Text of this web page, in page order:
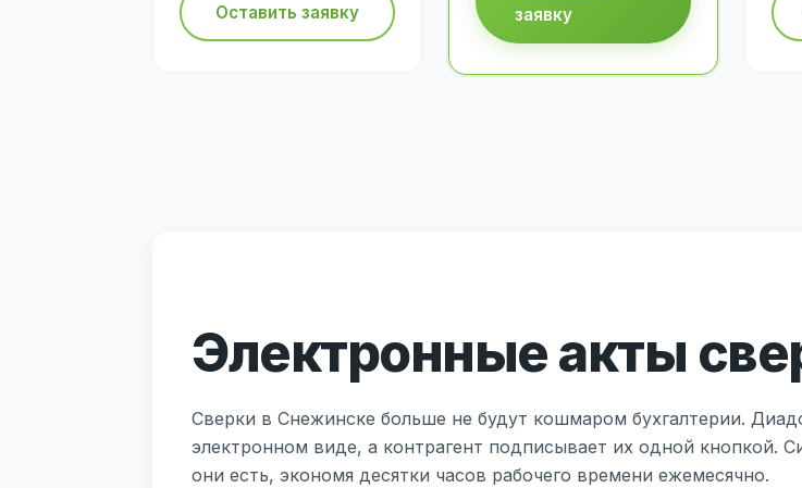
Оставить заявку
заявку
Электронные акты
Сверки в Снежинске больше не будут кошмаром бухгалтерии.
электронном виде, а контрагент подписывает их одной кнопкой.
они есть, экономя десятки часов рабочего времени ежемесячно.